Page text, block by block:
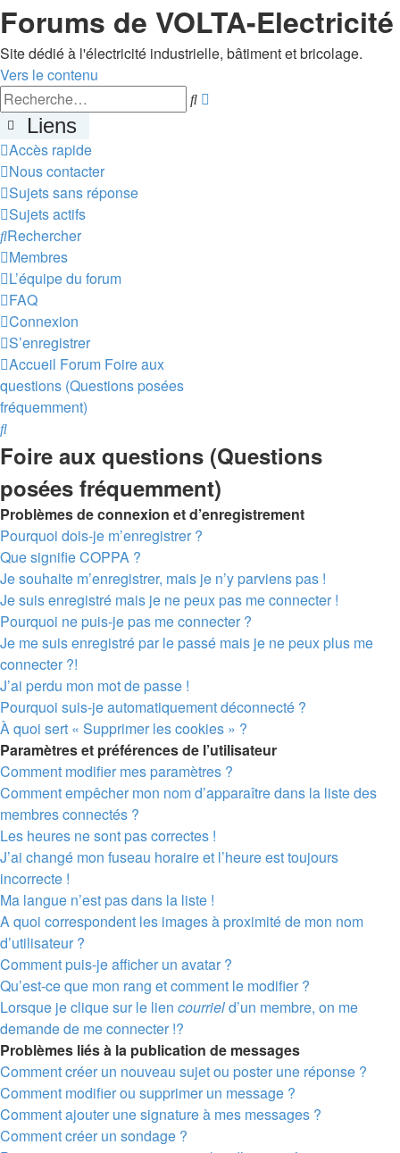
Forums de VOLTA-Electricité
Site dédié à l'électricité industrielle, bâtiment et bricolage.
Vers le contenu
Rechercher
Liens
Accès rapide
Nous contacter
Sujets sans réponse
Sujets actifs
Rechercher
Membres
L’équipe du forum
FAQ
Connexion
S’enregistrer
Accueil Forum Foire aux
questions (Questions posées
fréquemment)
Rechercher
Foire aux questions (Questions
posées fréquemment)
Problèmes de connexion et d’enregistrement
Pourquoi dois-je m’enregistrer ?
Que signifie COPPA ?
Je souhaite m’enregistrer, mais je n’y parviens pas !
Je suis enregistré mais je ne peux pas me connecter !
Pourquoi ne puis-je pas me connecter ?
Je me suis enregistré par le passé mais je ne peux plus me
connecter ?!
J’ai perdu mon mot de passe !
Pourquoi suis-je automatiquement déconnecté ?
À quoi sert « Supprimer les cookies » ?
Paramètres et préférences de l’utilisateur
Comment modifier mes paramètres ?
Comment empêcher mon nom d’apparaître dans la liste des
membres connectés ?
Les heures ne sont pas correctes !
J’ai changé mon fuseau horaire et l’heure est toujours
incorrecte !
Ma langue n’est pas dans la liste !
A quoi correspondent les images à proximité de mon nom
d’utilisateur ?
Comment puis-je afficher un avatar ?
Qu’est-ce que mon rang et comment le modifier ?
Lorsque je clique sur le lien courrield’un membre, on me
demande de me connecter !?
Problèmes liés à la publication de messages
Comment créer un nouveau sujet ou poster une réponse ?
Comment modifier ou supprimer un message ?
Comment ajouter une signature à mes messages ?
Comment créer un sondage ?